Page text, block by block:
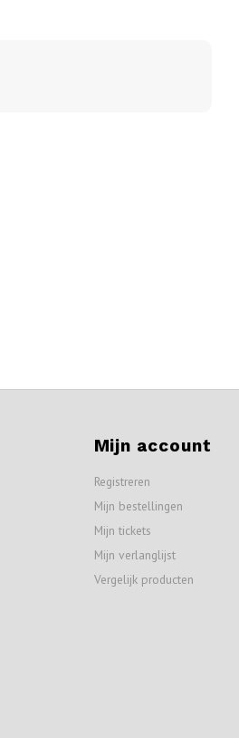
Mijn account
Registreren
Mijn bestellingen
Mijn tickets
Mijn verlanglijst
Vergelijk producten